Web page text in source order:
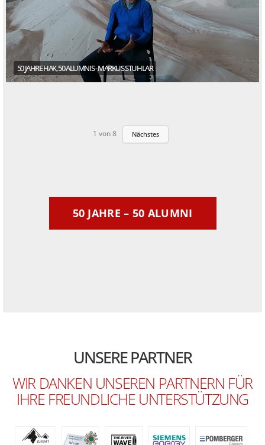
50 JAHRE HAK, 50 ALUMNIS - MARKUS STUHLAR
1 von 8 Nächstes
50 JAHRE – 50 ALUMNI
UNSERE PARTNER
WIR DANKEN UNSEREN PARTNERN FÜR
IHRE FREUNDLICHE UNTERSTÜTZUNG